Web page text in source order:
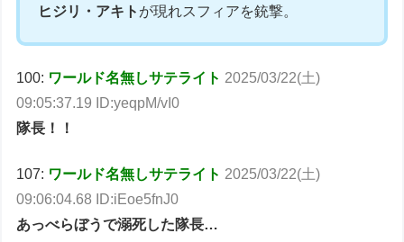
ヒジリ・アキト が現れスフィアを銃撃。
100: ワールド名無しサテライト 2025/03/22(土)
09:05:37.19 ID:yeqpM/vI0
隊長！！
107: ワールド名無しサテライト 2025/03/22(土)
09:06:04.68 ID:iEoe5fnJ0
あっべらぼうで溺死した隊長…